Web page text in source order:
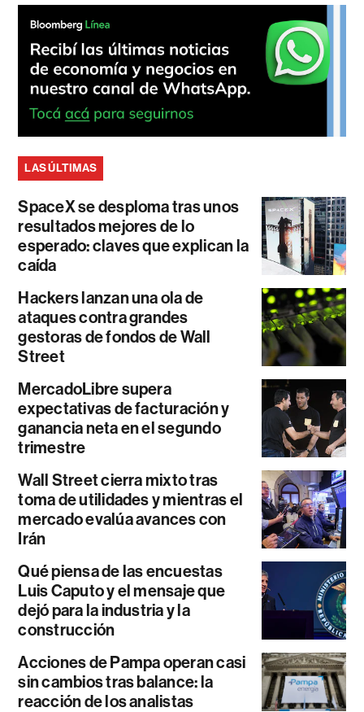
LAS ÚLTIMAS
SpaceX se desploma tras unos
resultados mejores de lo
esperado: claves que explican la
caída
Hackers lanzan una ola de
ataques contra grandes
gestoras de fondos de Wall
Street
MercadoLibre supera
expectativas de facturación y
ganancia neta en el segundo
trimestre
Wall Street cierra mixto tras
toma de utilidades y mientras el
mercado evalúa avances con
Irán
Qué piensa de las encuestas
Luis Caputo y el mensaje que
dejó para la industria y la
construcción
Acciones de Pampa operan casi
sin cambios tras balance: la
reacción de los analistas